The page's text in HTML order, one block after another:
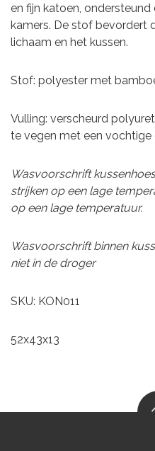
en fijn katoen,
kamers. De stof bevordert
lichaam en het kussen.
Stof: polyester met
Vulling: verscheurd
te vegen met een vochtige
Wasvoorschrift
strijken op een lage
op een lage temperatuur.
Wasvoorschrift binnen
niet in de droger
SKU: KON011
52x43x13